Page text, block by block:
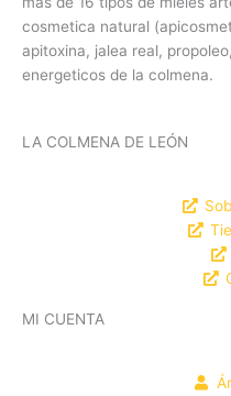
cosmetica natural
apitoxina, jalea real,
energeticos de la colmena.
LA COLMENA DE LEÓN
MI CUENTA